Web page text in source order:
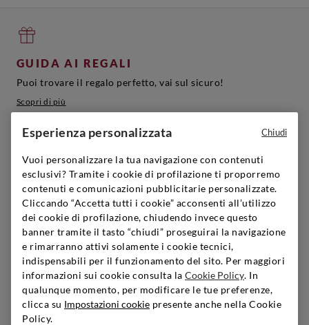
GUIDA AI REGALI
Puoi trovare il regalo perfetto, vai sul sicuro!
Scopri di più
SIGNORVINO CLUB
Iscriviti per creare il tuo account,
diventare un membro e godere di vantaggi esclusivi.
Scopri di più
LAVORA CON NOI
Esperienza personalizzata
Vuoi personalizzare la tua navigazione con contenuti
esclusivi? Tramite i cookie di profilazione ti proporremo
contenuti e comunicazioni pubblicitarie personalizzate.
Cliccando “Accetta tutti i cookie” acconsenti all’utilizzo
dei cookie di profilazione, chiudendo invece questo
banner tramite il tasto “chiudi” proseguirai la navigazione
e rimarranno attivi solamente i cookie tecnici,
indispensabili per il funzionamento del sito. Per maggiori
informazioni sui cookie consulta la Cookie Policy. In
qualunque momento, per modificare le tue preferenze,
clicca su Impostazioni cookie presente anche nella Cookie
Policy.
Chiudi